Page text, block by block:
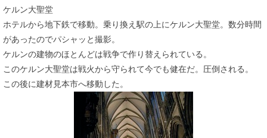
ケルン大聖堂
ホテルから地下鉄で移動。乗り換え駅の上にケルン大聖堂。数分時間
があったのでパシャッと撮影。
ケルンの建物のほとんどは戦争で作り替えられている。
このケルン大聖堂は戦火から守られて今でも健在だ。圧倒される。
この後に建材見本市へ移動した。